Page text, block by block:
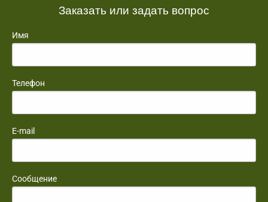
Заказать или задать вопрос
Имя
Телефон
E-mail
Сообщение